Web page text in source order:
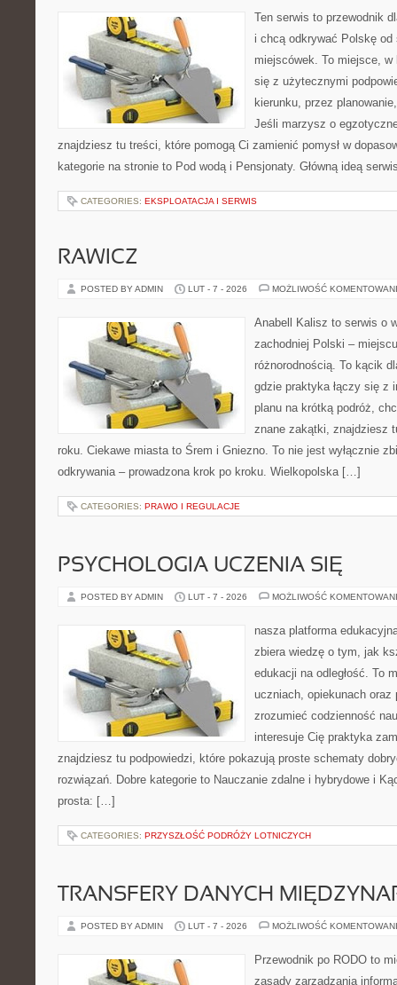
Ten serwis to przewodnik
i chcą odkrywać Polskę
miejscówek. To miejsce,
się z użytecznymi
kierunku, przez
Jeśli marzysz o
znajdziesz tu treści, które pomogą Ci zamienić pomysł w
kategorie na stronie to Pod wodą i Pensjonaty. Główną ideą
CATEGORIES: EKSPLOATACJA I SERWIS
RAWICZ
POSTED BY ADMIN LUT - 7 - 2026 MOŻLIWOŚĆ
Anabell Kalisz to serwis o
zachodniej Polski –
różnorodnością. To kącik
gdzie praktyka łączy się z
planu na krótką podróż,
znane zakątki, znajdziesz
roku. Ciekawe miasta to Śrem i Gniezno. To nie jest wyłącznie
odkrywania – prowadzona krok po kroku. Wielkopolska […]
CATEGORIES: PRAWO I REGULACJE
PSYCHOLOGIA UCZENIA SIĘ
POSTED BY ADMIN LUT - 7 - 2026 MOŻLIWOŚĆ
nasza platforma
zbiera wiedzę o tym, jak
edukacji na odległość. To
uczniach, opiekunach
zrozumieć codzienność
interesuje Cię praktyka
znajdziesz tu podpowiedzi, które pokazują proste schematy
rozwiązań. Dobre kategorie to Nauczanie zdalne i hybrydowe i
prosta: […]
CATEGORIES: PRZYSZŁOŚĆ PODRÓŻY LOTNICZYCH
TRANSFERY DANYCH
POSTED BY ADMIN LUT - 7 - 2026 MOŻLIWOŚĆ
Przewodnik po RODO to
zasady zarządzania